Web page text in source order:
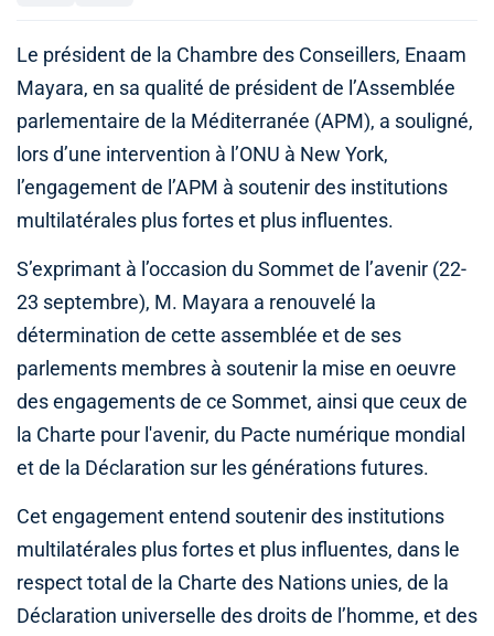
Le président de la Chambre des Conseillers, Enaam
Mayara, en sa qualité de président de l’Assemblée
parlementaire de la Méditerranée (APM), a souligné,
lors d’une intervention à l’ONU à New York,
l’engagement de l’APM à soutenir des institutions
multilatérales plus fortes et plus influentes.
S’exprimant à l’occasion du Sommet de l’avenir (22-
23 septembre), M. Mayara a renouvelé la
détermination de cette assemblée et de ses
parlements membres à soutenir la mise en oeuvre
des engagements de ce Sommet, ainsi que ceux de
la Charte pour l'avenir, du Pacte numérique mondial
et de la Déclaration sur les générations futures.
Cet engagement entend soutenir des institutions
multilatérales plus fortes et plus influentes, dans le
respect total de la Charte des Nations unies, de la
Déclaration universelle des droits de l’homme, et des